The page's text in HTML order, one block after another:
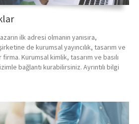
ilk adresi olmanın yanısıra,
de kurumsal yayıncılık, tasarım ve
Kurumsal kimlik, tasarım ve basılı
bağlantı kurabilirsiniz. Ayrıntılı bilgi